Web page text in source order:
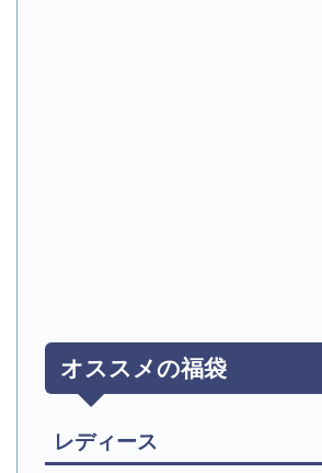
オススメの福袋
レディース